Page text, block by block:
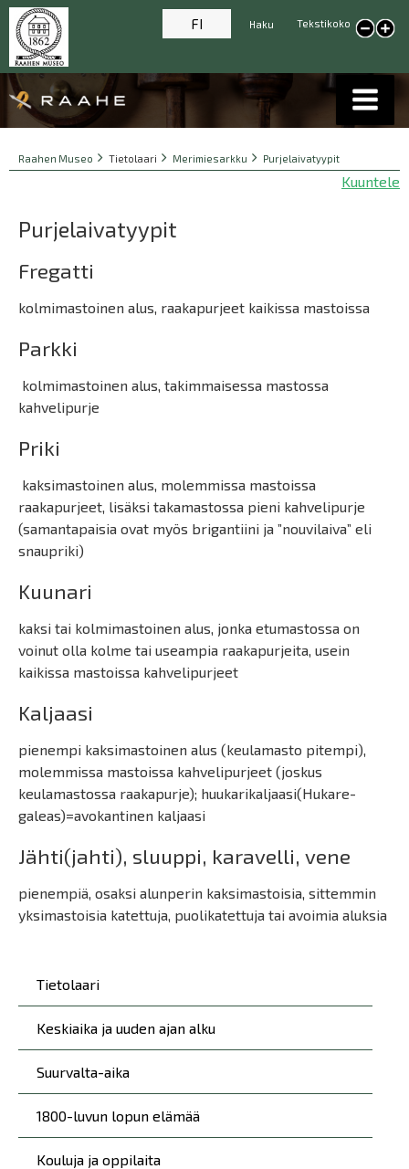
Tekstikoko
Pienennä tekstikokoa
Haku
FI
Breadcrumbs
You
Raahen Museo Tietolaari Merimiesarkku Purjelaivatyypit
Kuuntele
Päävalikko
Tietolaari
Keskiaika ja uuden ajan alku
Suurvalta-aika
1800-luvun lopun elämää
Kouluja ja oppilaita
Purjelaivatyypit
Fregatti
kolmimastoinen alus, raakapurjeet kaikissa mastoissa
Parkki
kolmimastoinen alus, takimmaisessa mastossa
kahvelipurje
Priki
kaksimastoinen alus, molemmissa mastoissa
raakapurjeet, lisäksi takamastossa pieni kahvelipurje
(samantapaisia ovat myös brigantiini ja ”nouvilaiva” eli
snaupriki)
Kuunari
kaksi tai kolmimastoinen alus, jonka etumastossa on
voinut olla kolme tai useampia raakapurjeita, usein
kaikissa mastoissa kahvelipurjeet
Kaljaasi
pienempi kaksimastoinen alus (keulamasto pitempi),
molemmissa mastoissa kahvelipurjeet (joskus
keulamastossa raakapurje); huukarikaljaasi(Hukare-
galeas)=avokantinen kaljaasi
Jähti(jahti), sluuppi, karavelli, vene
pienempiä, osaksi alunperin kaksimastoisia, sittemmin
yksimastoisia katettuja, puolikatettuja tai avoimia aluksia